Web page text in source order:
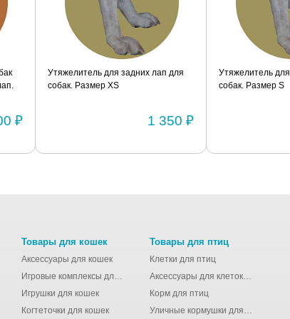
₽
Утяжелитель для задних лап для
собак. Размер XS
1 350 ₽
Утяжелитель
собак. Размер S
Товары для кошек
Аксессуары для кошек
Игровые комплексы для кошек
Игрушки для кошек
Когтеточки для кошек
Товары для птиц
Клетки для птиц
Аксессуары для клеток для птиц
Корм для птиц
Уличные кормушки для птиц